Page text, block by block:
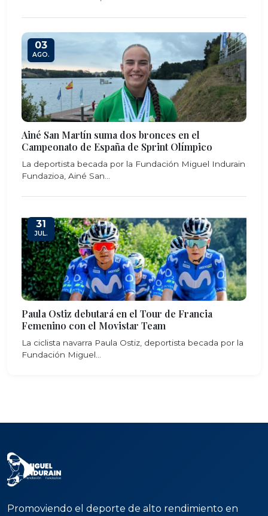
03
AGO.
Ainé San Martín suma dos bronces en el
Campeonato de España de Sprint Olímpico
La deportista becada por la Fundación Miguel Indurain
Fundazioa, Ainé San...
31
JUL.
Paula Ostiz debutará en el Tour de Francia
Femenino con el Movistar Team
La ciclista navarra Paula Ostiz, deportista becada por la
Fundación Miguel...
Promoviendo el deporte de alto rendimiento en